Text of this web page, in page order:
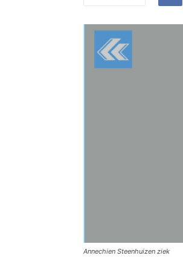
Annechien Steenhuizen ziek